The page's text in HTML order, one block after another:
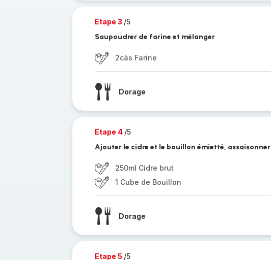
Etape 3 /5
Saupoudrer de farine et mélanger
2càs Farine
Dorage
Etape 4 /5
Ajouter le cidre et le bouillon émietté, assaisonner
250ml Cidre brut
1 Cube de Bouillon
Dorage
Etape 5 /5